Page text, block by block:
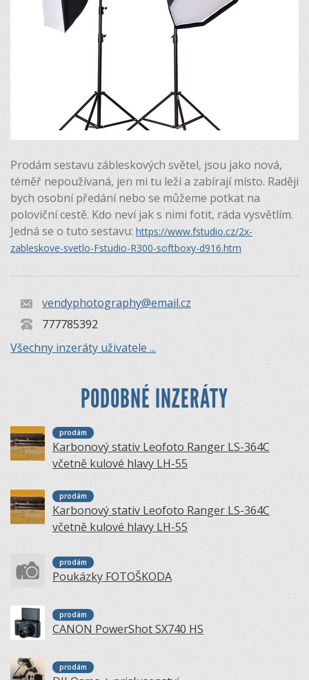
Prodám sestavu zábleskových světel, jsou jako nová,
téměř nepoužívaná, jen mi tu leží a zabírají místo. Raději
bych osobní předání nebo se můžeme potkat na
poloviční cestě. Kdo neví jak s nimi fotit, ráda vysvětlím.
Jedná se o tuto sestavu: https://www.fstudio.cz/2x-
zableskove-svetlo-Fstudio-R300-softboxy-d916.htm
vendyphotography@email.cz
777785392
Všechny inzeráty uživatele ...
PODOBNÉ INZERÁTY
prodám
Karbonový stativ Leofoto Ranger LS-364C
včetně kulové hlavy LH-55
prodám
Karbonový stativ Leofoto Ranger LS-364C
včetně kulové hlavy LH-55
prodám
Poukázky FOTOŠKODA
prodám
CANON PowerShot SX740 HS
prodám